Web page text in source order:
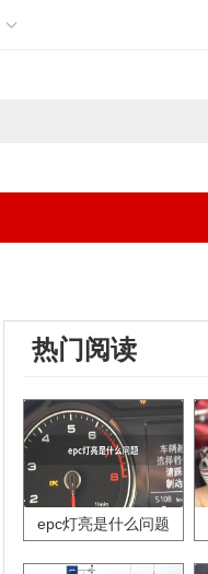
热门阅读
epc灯亮是什么问题